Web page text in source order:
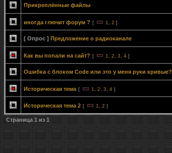
Прикреплённые файлы
иногда глючит форум ? [ 1 2 ]
[ Опрос ] Предложение о радиоканале
Как вы попали на сайт? [ 1 2 3 4 ]
Ошибка с блоком Code или это у меня руки кривые?
Историческая тема [ 1 2 3 4 ]
Историческая тема 2 [ 1 2 ]
Страница 1из 1